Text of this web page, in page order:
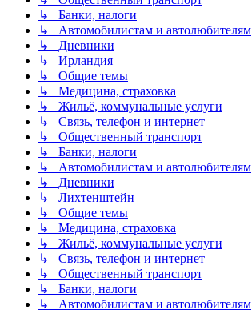
↳ Банки, налоги
↳ Автомобилистам и автолюбителям
↳ Дневники
↳ Ирландия
↳ Общие темы
↳ Медицина, страховка
↳ Жильё, коммунальные услуги
↳ Связь, телефон и интернет
↳ Общественный транспорт
↳ Банки, налоги
↳ Автомобилистам и автолюбителям
↳ Дневники
↳ Лихтенштейн
↳ Общие темы
↳ Медицина, страховка
↳ Жильё, коммунальные услуги
↳ Связь, телефон и интернет
↳ Общественный транспорт
↳ Банки, налоги
↳ Автомобилистам и автолюбителям